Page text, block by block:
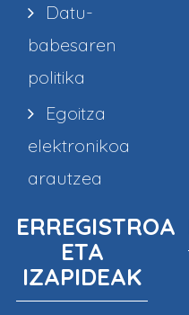
Datu-
babesaren
politika
Egoitza
elektronikoa
arautzea
ERREGISTROA
ETA
IZAPIDEAK